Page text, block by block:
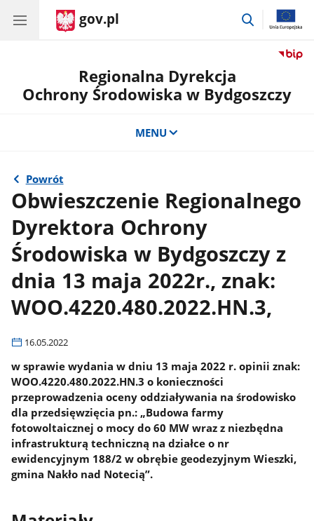
gov.pl
przejdź
Regionalna Dyrekcja
Ochrony Środowiska w Bydgoszczy
MENU
Powrót
Obwieszczenie Regionalnego
Dyrektora Ochrony
Środowiska w Bydgoszczy z
dnia 13 maja 2022r., znak:
WOO.4220.480.2022.HN.3,
16.05.2022
w sprawie wydania w dniu 13 maja 2022 r. opinii znak:
WOO.4220.480.2022.HN.3 o konieczności
przeprowadzenia oceny oddziaływania na środowisko
dla przedsięwzięcia pn.: „Budowa farmy
fotowoltaicznej o mocy do 60 MW wraz z niezbędna
infrastrukturą techniczną na działce o nr
ewidencyjnym 188/2 w obrębie geodezyjnym Wieszki,
gmina Nakło nad Notecią”.